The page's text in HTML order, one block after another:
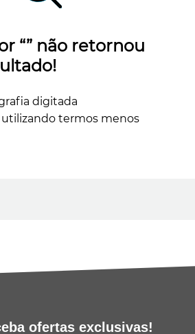
“” não retornou
digitada
termos menos
ofertas exclusivas!